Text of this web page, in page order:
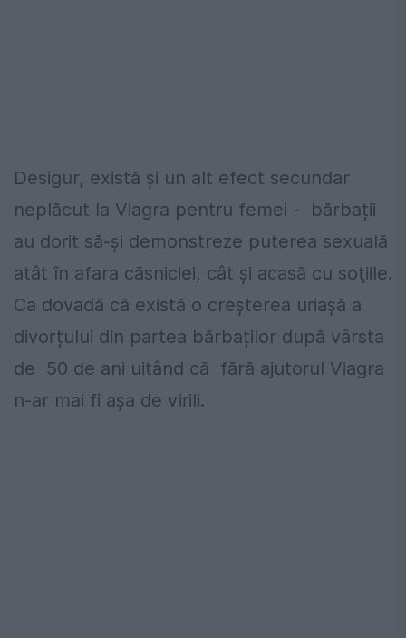
Desigur, există și un alt efect secundar
neplăcut la Viagra pentru femei - bărbații
au dorit să-și demonstreze puterea sexuală
atât în ​​afara căsniciei, cât și acasă cu soţiile.
Ca dovadă că există o creșterea uriașă a
divorțului din partea bărbaților după vârsta
de 50 de ani uitând că fără ajutorul Viagra
n-ar mai fi aşa de virili.